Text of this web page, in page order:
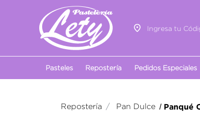
Ingresa tu
Pasteles Repostería Pedidos Especiales
Repostería Pan Dulce /Panqué